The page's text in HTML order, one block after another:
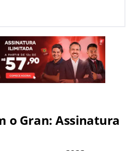
o Gran: Assinatura